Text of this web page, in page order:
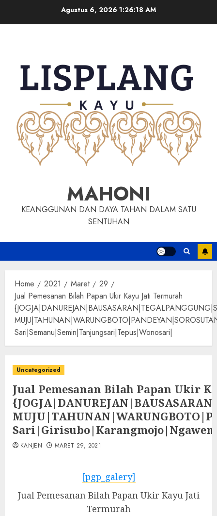
Agustus 6, 2026 1:26:19 AM
MAHONI
KEANGGUNAN DAN DAYA TAHAN DALAM SATU
SENTUHAN
Home 2021 Maret
29
Jual Pemesanan Bilah Papan Ukir Kayu Jati Termurah
Sari|Semanu|Semin|Tanjungsari|Tepus|Wonosari|
Uncategorized
Jual Pemesanan Bilah Papan Ukir
KANJEN MARET 29, 2021
[pgp_galery]
Jual Pemesanan Bilah Papan Ukir Kayu Jati
Termurah